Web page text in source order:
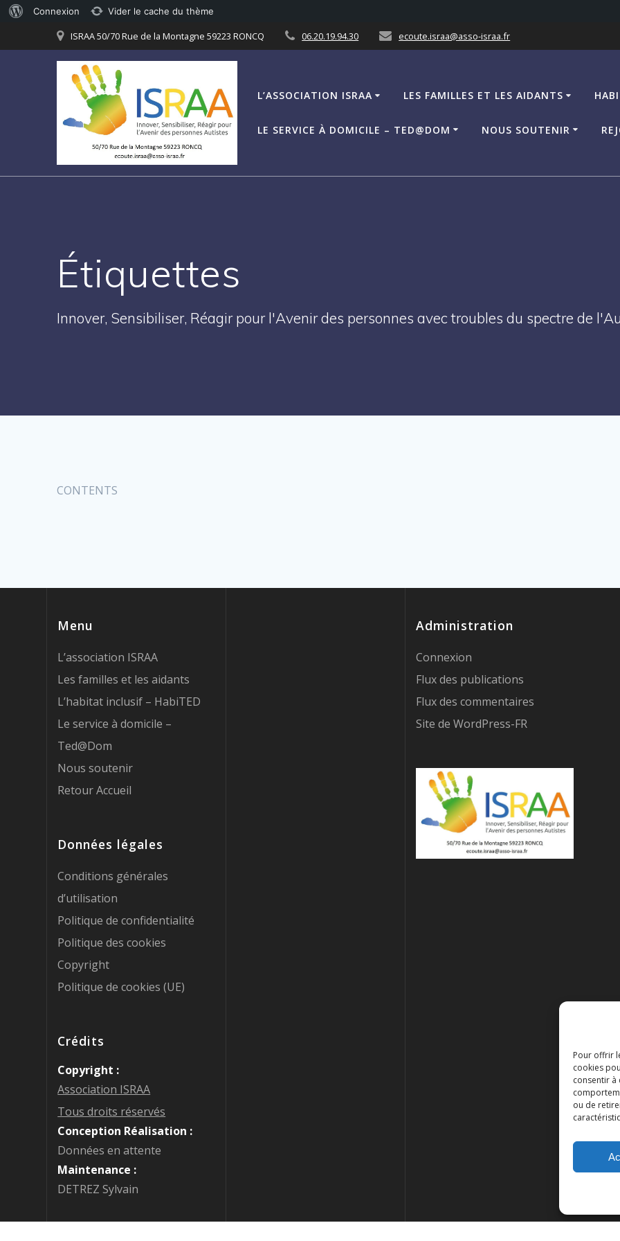
Pour offrir
cookies
consentir à
ou de
Connexion Vider le cache du thème
au
ISRAA 50/70 Rue de la Montagne 59223 RONCQ 06.20.19.94.30 ecoute.israa@asso-israa.fr
L’ASSOCIATION ISRAA LES FAMILLES ET LES AIDANTS
LE SERVICE À DOMICILE – TED@DOM NOUS SOUTENIR
Étiquettes
Innover, Sensibiliser, Réagir pour l'Avenir des personnes avec troubles du spectre de
CONTENTS
Menu
L’association ISRAA
Les familles et les aidants
L’habitat inclusif – HabiTED
Le service à domicile –
Ted@Dom
Nous soutenir
Retour Accueil
Données légales
Conditions générales
d’utilisation
Politique de confidentialité
Politique des cookies
Copyright
Politique de cookies (UE)
Crédits
Copyright :
Association ISRAA
Tous droits réservés
Conception Réalisation :
Données en attente
Maintenance :
DETREZ Sylvain
Administration
Connexion
Flux des publications
Flux des commentaires
Site de WordPress-FR